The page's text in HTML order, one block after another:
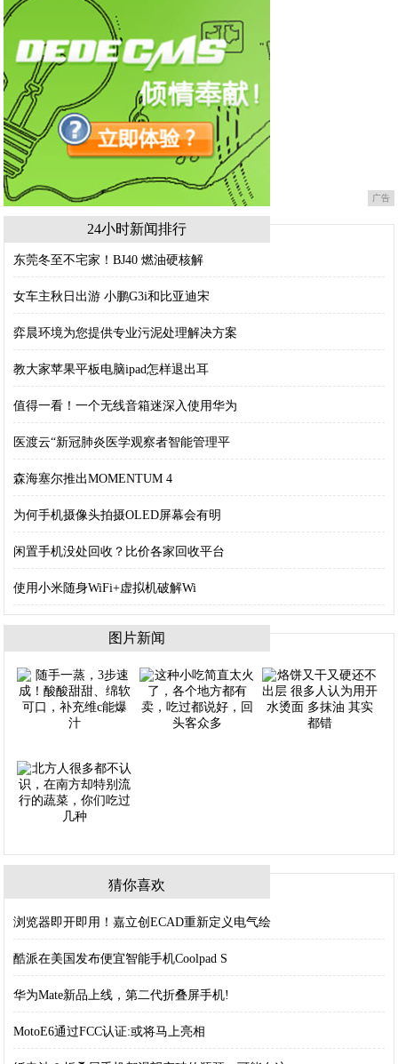
广告
24小时新闻排行
东莞冬至不宅家！BJ40 燃油硬核解
女车主秋日出游 小鹏G3i和比亚迪宋
弈晨环境为您提供专业污泥处理解决方案
教大家苹果平板电脑ipad怎样退出耳
值得一看！一个无线音箱迷深入使用华为
医渡云“新冠肺炎医学观察者智能管理平
森海塞尔推出MOMENTUM 4
为何手机摄像头拍摄OLED屏幕会有明
闲置手机没处回收？比价各家回收平台
使用小米随身WiFi+虚拟机破解Wi
图片新闻
猜你喜欢
浏览器即开即用！嘉立创ECAD重新定义电气绘
酷派在美国发布便宜智能手机Coolpad S
华为Mate新品上线，第二代折叠屏手机!
MotoE6通过FCC认证:或将马上亮相